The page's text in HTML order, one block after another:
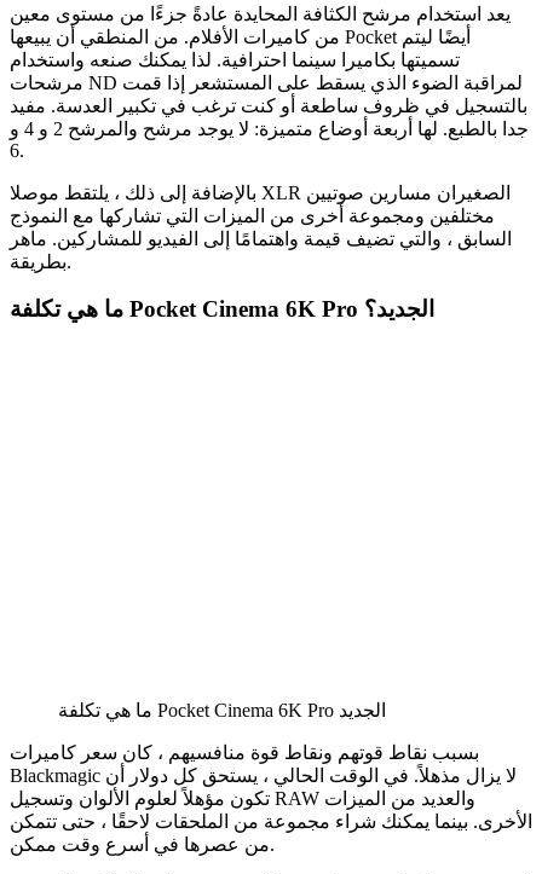
يعد استخدام مرشح الكثافة المحايدة عادةً جزءًا من مستوى معين
من كاميرات الأفلام. من المنطقي أن يبيعها Pocket أيضًا ليتم
تسميتها بكاميرا سينما احترافية. لذا يمكنك صنعه واستخدام
مرشحات ND لمراقبة الضوء الذي يسقط على المستشعر إذا قمت
بالتسجيل في ظروف ساطعة أو كنت ترغب في تكبير العدسة. مفيد
جدا بالطبع. لها أربعة أوضاع متميزة: لا يوجد مرشح والمرشح 2 و 4 و
6.
بالإضافة إلى ذلك ، يلتقط موصلا XLR الصغيران مسارين صوتيين
مختلفين ومجموعة أخرى من الميزات التي تشاركها مع النموذج
السابق ، والتي تضيف قيمة واهتمامًا إلى الفيديو للمشاركين. ماهر
بطريقة.
ما هي تكلفة Pocket Cinema 6K Pro الجديد؟
ما هي تكلفة Pocket Cinema 6K Pro الجديد
بسبب نقاط قوتهم ونقاط قوة منافسيهم ، كان سعر كاميرات
Blackmagic لا يزال مذهلاً. في الوقت الحالي ، يستحق كل دولار أن
تكون مؤهلاً لعلوم الألوان وتسجيل RAW والعديد من الميزات
الأخرى. بينما يمكنك شراء مجموعة من الملحقات لاحقًا ، حتى تتمكن
من عصرها في أسرع وقت ممكن.